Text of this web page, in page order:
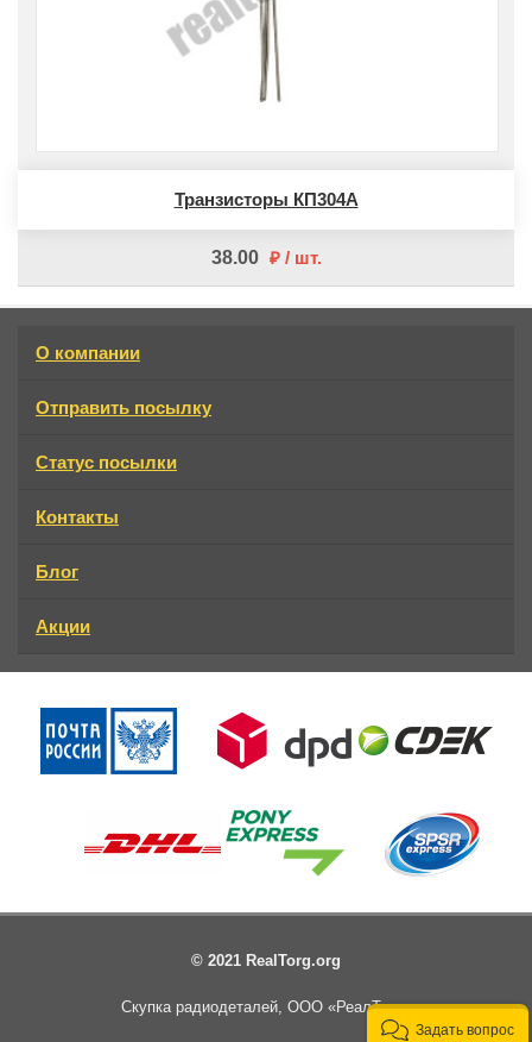
Транзисторы КП304А
38.00 шт
О компании
Отправить посылку
Статус посылки
Контакты
Блог
Акции
© 2021 RealTorg.org
Скупка радиодеталей, ООО «РеалТорг»
Задать вопрос